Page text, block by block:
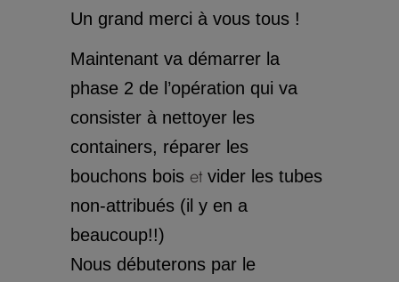
Un grand merci à vous tous !
Maintenant va démarrer la
phase 2 de l’opération qui va
consister à nettoyer les
containers, réparer les
bouchons bois et vider les tubes
non-attribués (il y en a
beaucoup!!)
Nous débuterons par le